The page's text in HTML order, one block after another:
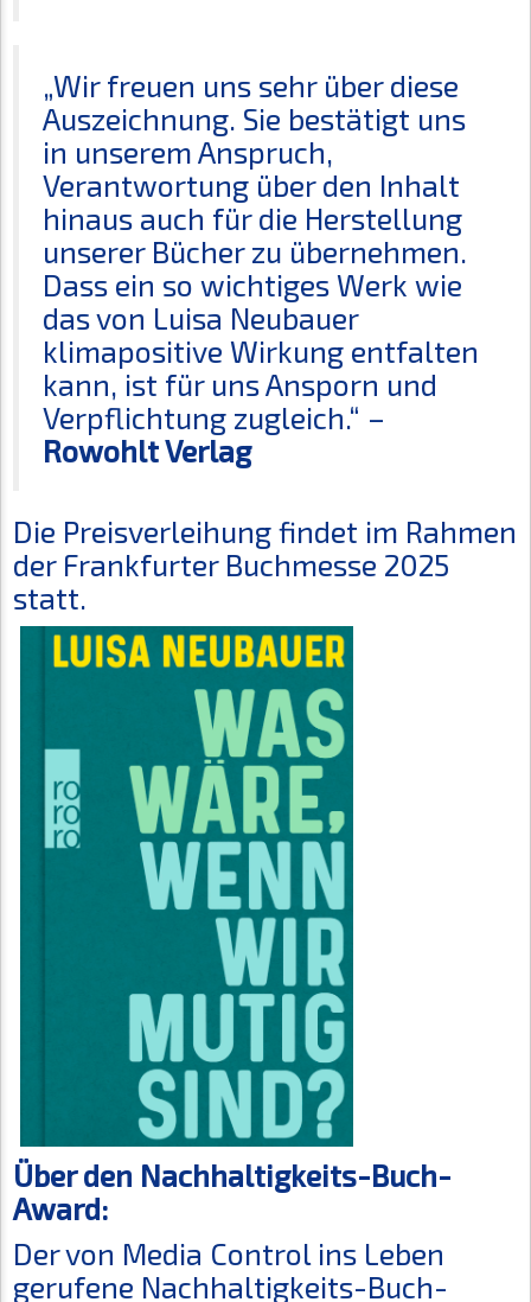
„Wir freuen uns sehr über diese
Auszeichnung. Sie bestätigt uns
in unserem Anspruch,
Verantwortung über den Inhalt
hinaus auch für die Herstellung
unserer Bücher zu übernehmen.
Dass ein so wichtiges Werk wie
das von Luisa Neubauer
klimapositive Wirkung entfalten
kann, ist für uns Ansporn und
Verpflichtung zugleich.“ –
Rowohlt Verlag
Die Preisverleihung findet im Rahmen
der Frankfurter Buchmesse 2025
statt.
Über den Nachhaltigkeits-Buch-
Award:
Der von Media Control ins Leben
gerufene Nachhaltigkeits-Buch-